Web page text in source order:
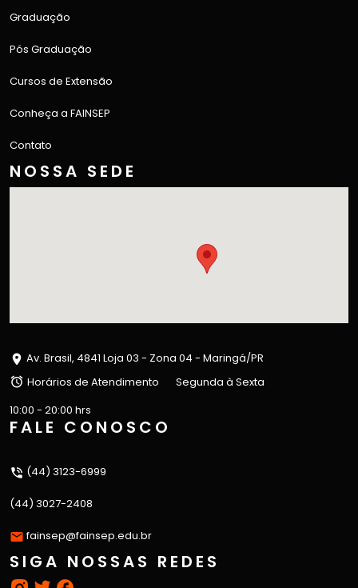
Graduação
Pós Graduação
Cursos de Extensão
Conheça a FAINSEP
Contato
NOSSA SEDE
Av. Brasil, 4841 Loja 03 - Zona 04 - Maringá/PR
Horários de Atendimento
Segunda à Sexta
10:00 - 20:00 hrs
FALE CONOSCO
(44) 3123-6999
(44) 3027-2408
fainsep@fainsep.edu.br
SIGA NOSSAS REDES